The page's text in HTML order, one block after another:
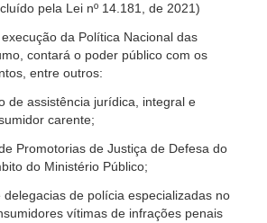
pela Lei nº 14.181, de 2021)
da Política Nacional das
contará o poder público com os
entre outros:
de assistência jurídica, integral e
carente;
Promotorias de Justiça de Defesa do
do Ministério Público;
delegacias de polícia especializadas no
vítimas de infrações penais